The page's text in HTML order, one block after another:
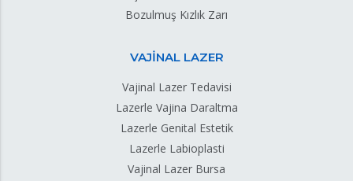
Bozulmuş Kızlık Zarı
VAJİNAL LAZER
Vajinal Lazer Tedavisi
Lazerle Vajina Daraltma
Lazerle Genital Estetik
Lazerle Labioplasti
Vajinal Lazer Bursa